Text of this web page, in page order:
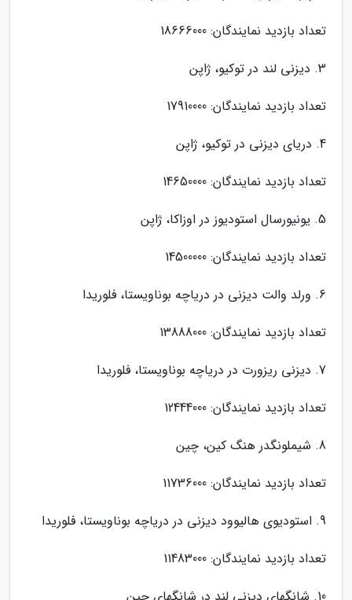
تعداد بازدید نمایندگان: 18666000
3. دیزنی لند در توکیو، ژاپن
تعداد بازدید نمایندگان: 17910000
4. دریای دیزنی در توکیو، ژاپن
تعداد بازدید نمایندگان: 14650000
5. یونیورسال استودیوز در اوزاکا، ژاپن
تعداد بازدید نمایندگان: 14500000
6. ورلد والت دیزنی در دریاچه بوناویستا، فلوریدا
تعداد بازدید نمایندگان: 13888000
7. دیزنی ریزورت در دریاچه بوناویستا، فلوریدا
تعداد بازدید نمایندگان: 12444000
8. شیملونگدر هنگ کین، چین
تعداد بازدید نمایندگان: 11736000
9. استودیوی هالیوود دیزنی در دریاچه بوناویستا، فلوریدا
تعداد بازدید نمایندگان: 11483000